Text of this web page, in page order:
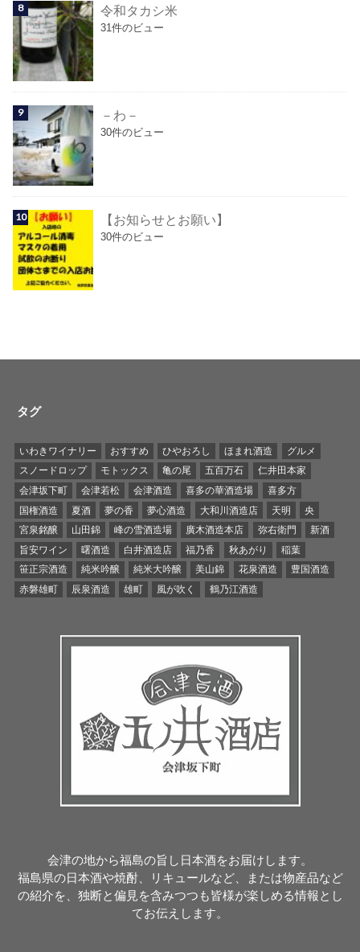
令和タカシ米
31件のビュー
－わ－
30件のビュー
【お知らせとお願い】
30件のビュー
タグ
いわきワイナリー おすすめ ひやおろし ほまれ酒造
グルメ
スノードロップ
モトックス 亀の尾 五百万石
仁井田本家
会津坂下町
会津若松 会津酒造 喜多の華酒造場
喜多方
国権酒造
夏酒 夢の香 夢心酒造 大和川酒造店 天明
央
宮泉銘醸
山田錦 峰の雪酒造場 廣木酒造本店 弥右衛門
新酒
旨安ワイン
曙酒造 白井酒造店 福乃香 秋あがり
稲葉
笹正宗酒造
純米吟醸 純米大吟醸 美山錦 花泉酒造
豊国酒造
赤磐雄町
辰泉酒造 雄町 風が吹く 鶴乃江酒造
会津の地から福島の旨し日本酒をお届けします。
福島県の日本酒や焼酎、リキュールなど、または物産品など
の紹介を、独断と偏見を含みつつも皆様が楽しめる情報とし
てお伝えします。